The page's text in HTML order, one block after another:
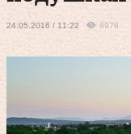
24.05.2016 / 11:22 8978